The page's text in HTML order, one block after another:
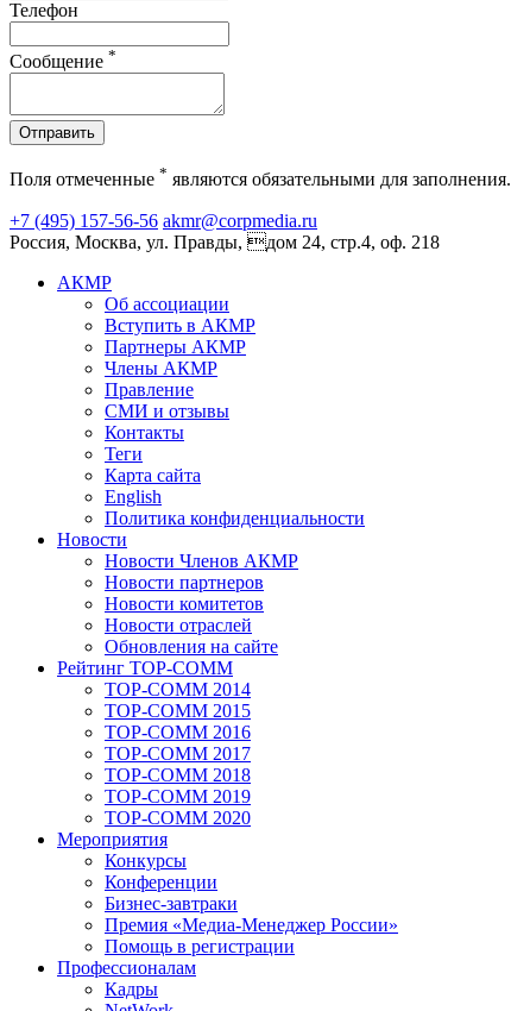
Телефон
Сообщение *
Отправить
Поля отмеченные * являются обязательными для заполнения.
+7 (495) 157-56-56 akmr@corpmedia.ru
Россия, Москва, ул. Правды, дом 24, стр.4, оф. 218
АКМР
Об ассоциации
Вступить в АКМР
Партнеры АКМР
Члены АКМР
Правление
СМИ и отзывы
Контакты
Теги
Карта сайта
English
Политика конфиденциальности
Новости
Новости Членов АКМР
Новости партнеров
Новости комитетов
Новости отраслей
Обновления на сайте
Рейтинг TOP-COMM
TOP-COMM 2014
TOP-COMM 2015
TOP-COMM 2016
TOP-COMM 2017
TOP-COMM 2018
TOP-COMM 2019
TOP-COMM 2020
Мероприятия
Конкурсы
Конференции
Бизнес-завтраки
Премия «Медиа-Менеджер России»
Помощь в регистрации
Профессионалам
Кадры